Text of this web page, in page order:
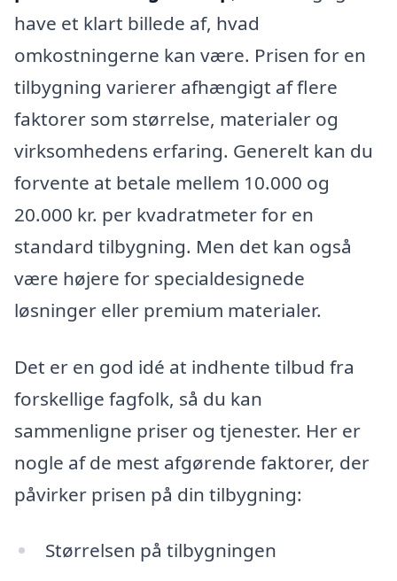
have et klart billede af, hvad
omkostningerne kan være. Prisen for en
tilbygning varierer afhængigt af flere
faktorer som størrelse, materialer og
virksomhedens erfaring. Generelt kan du
forvente at betale mellem 10.000 og
20.000 kr. per kvadratmeter for en
standard tilbygning. Men det kan også
være højere for specialdesignede
løsninger eller premium materialer.
Det er en god idé at indhente tilbud fra
forskellige fagfolk, så du kan
sammenligne priser og tjenester. Her er
nogle af de mest afgørende faktorer, der
påvirker prisen på din tilbygning:
Størrelsen på tilbygningen